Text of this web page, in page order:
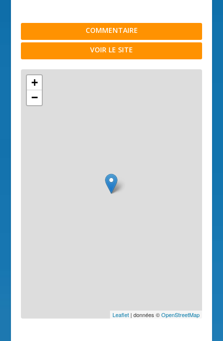
COMMENTAIRE
VOIR LE SITE
+
−
Leaflet| données ©OpenStreetMap